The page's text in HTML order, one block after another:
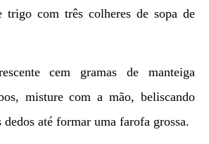
trigo com três colheres de sopa de
cem gramas de manteiga
misture com a mão, beliscando
dedos até formar uma farofa grossa.